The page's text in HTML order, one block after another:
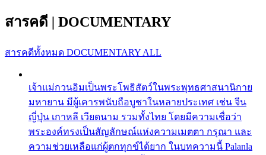
สารคดี | DOCUMENTARY
สารคดีทั้งหมด DOCUMENTARY ALL
เจ้าแม่กวนอิมเป็นพระโพธิสัตว์ในพระพุทธศาสนานิกาย
มหายาน มีผู้เคารพนับถือบูชาในหลายประเทศ เช่น จีน
ญี่ปุ่น เกาหลี เวียดนาม รวมทั้งไทย โดยมีความเชื่อว่า
พระองค์ทรงเป็นสัญลักษณ์แห่งความเมตตา กรุณา และ
ความช่วยเหลือแก่ผู้ตกทุกข์ได้ยาก ในบทความนี้ Palanla